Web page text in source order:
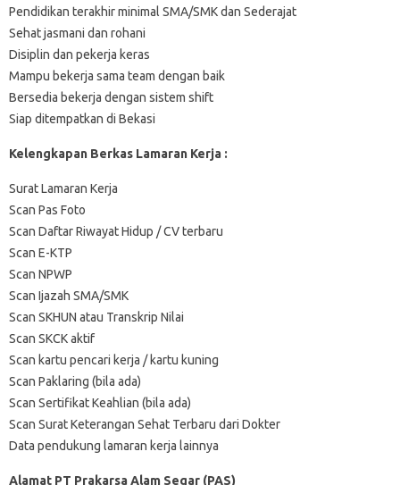
Pendidikan terakhir minimal SMA/SMK dan Sederajat
Sehat jasmani dan rohani
Disiplin dan pekerja keras
Mampu bekerja sama team dengan baik
Bersedia bekerja dengan sistem shift
Siap ditempatkan di Bekasi
Kelengkapan Berkas Lamaran Kerja :
Surat Lamaran Kerja
Scan Pas Foto
Scan Daftar Riwayat Hidup / CV terbaru
Scan E-KTP
Scan NPWP
Scan Ijazah SMA/SMK
Scan SKHUN atau Transkrip Nilai
Scan SKCK aktif
Scan kartu pencari kerja / kartu kuning
Scan Paklaring (bila ada)
Scan Sertifikat Keahlian (bila ada)
Scan Surat Keterangan Sehat Terbaru dari Dokter
Data pendukung lamaran kerja lainnya
Alamat PT Prakarsa Alam Segar (PAS)